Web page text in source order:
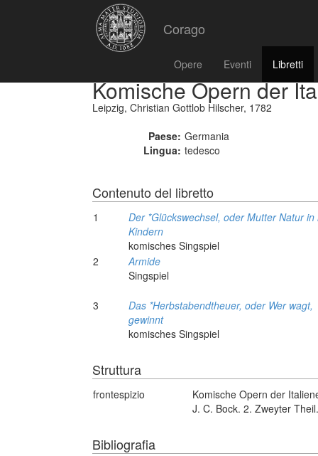
Corago
Opere Eventi Libretti
Komische Opern der
Leipzig, Christian Gottlob Hilscher, 1782
Paese: Germania
Lingua: tedesco
Contenuto del libretto
1
Der *Glückswechsel, oder Mutter Natur in
Kindern
komisches Singspiel
2
Armide
Singspiel
3
Das *Herbstabendtheuer, oder Wer wagt,
gewinnt
komisches Singspiel
Struttura
frontespizio
Komische Opern der
J. C. Bock. 2. Zweyter
Bibliografia